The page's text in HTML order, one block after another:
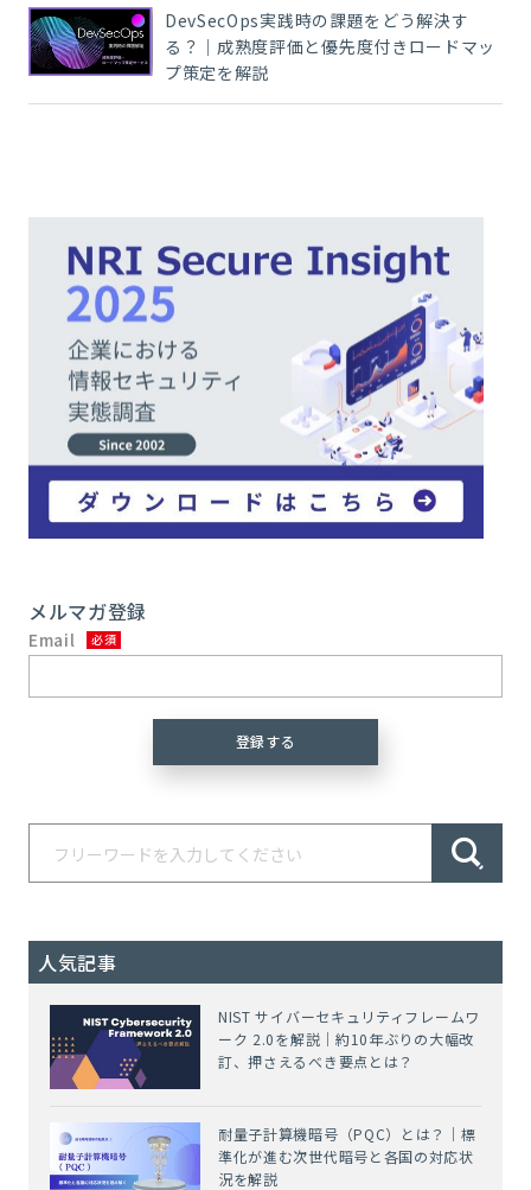
DevSecOps実践時の課題をどう解決す
る？｜成熟度評価と優先度付きロードマッ
プ策定を解説
メルマガ登録
Email
人気記事
NIST サイバーセキュリティフレームワ
ーク 2.0を解説｜約10年ぶりの大幅改
訂、押さえるべき要点とは？
耐量子計算機暗号（PQC）とは？｜標
準化が進む次世代暗号と各国の対応状
況を解説